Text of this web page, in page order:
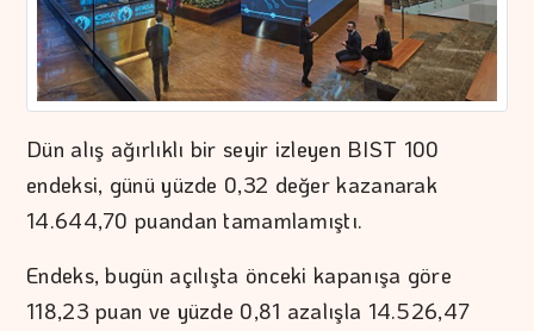
Dün alış ağırlıklı bir seyir izleyen BIST 100
endeksi, günü yüzde 0,32 değer kazanarak
14.644,70 puandan tamamlamıştı.
Endeks, bugün açılışta önceki kapanışa göre
118,23 puan ve yüzde 0,81 azalışla 14.526,47